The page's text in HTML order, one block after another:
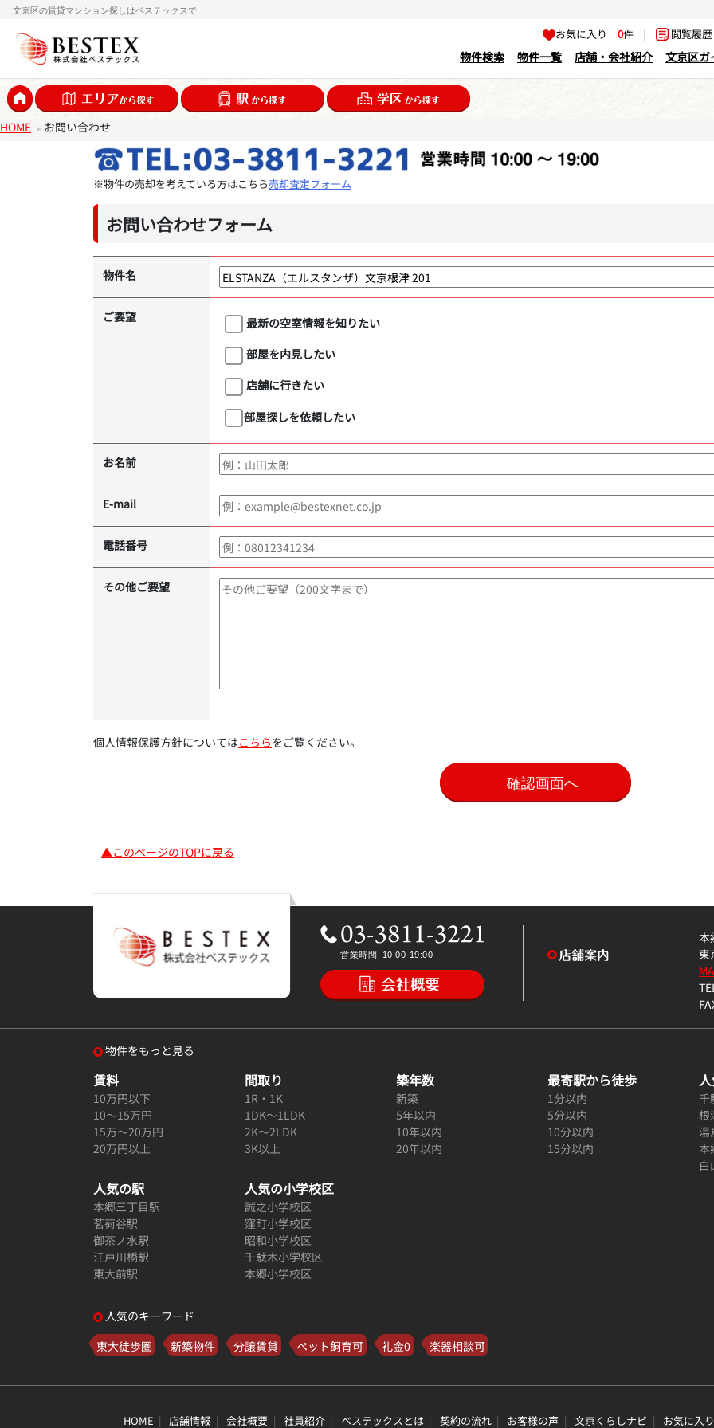
文京区の賃貸マンション探しはベステックスで
お気に入り0件 | 閲覧履
物件検索 物件一覧 店舗・会社紹介 文京区ガ
HOME お問い合わせ
※物件の売却を考えている方はこちら売却査定フォーム
お問い合わせフォーム
物件名
ご要望
最新の空室情報を知りたい
部屋を内見したい
店舗に行きたい
部屋探しを依頼したい
お名前
E-mail
電話番号
その他ご要望
個人情報保護方針についてはこちらをご覧ください。
▲このページのTOPに戻る
本
東
物件をもっと見る
賃料
10万円以下
10～15万円
15万～20万円
20万円以上
間取り
1R・1K
1DK～1LDK
2K～2LDK
3K以上
築年数
新築
5年以内
10年以内
20年以内
最寄駅から徒歩
1分以内
5分以内
10分以内
15分以内
千
根
湯
本
白
人気の駅
本郷三丁目駅
茗荷谷駅
御茶ノ水駅
江戸川橋駅
東大前駅
人気の小学校区
誠之小学校区
窪町小学校区
昭和小学校区
千駄木小学校区
本郷小学校区
人気のキーワード
東大徒歩圏
新築物件 分譲賃貸 ペット飼育可 礼金0 楽器相談可
HOME 店舗情報 会社概要 社員紹介 ベステックスとは 契約の流れ お客様の声 文京くらしナビ お気に入